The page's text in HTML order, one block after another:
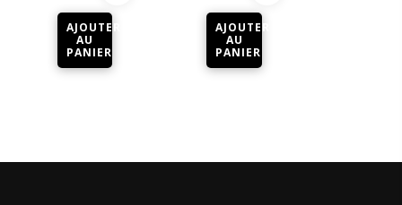
AJOUTER
AU
PANIER
AJOUTER
AU
PANIER